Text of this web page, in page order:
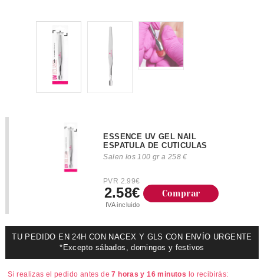
ESSENCE UV GEL NAIL
ESPATULA DE CUTICULAS
Salen los 100 gr a 258 €
PVR 2.99€
2.58€
IVA incluido
Comprar
TU PEDIDO EN 24H CON NACEX Y GLS CON ENVÍO URGENTE
*Excepto sábados, domingos y festivos
Si realizas el pedido antes de7 horas y 16 minutos lo recibirás: